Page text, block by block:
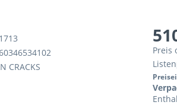
CRACKS
Preis